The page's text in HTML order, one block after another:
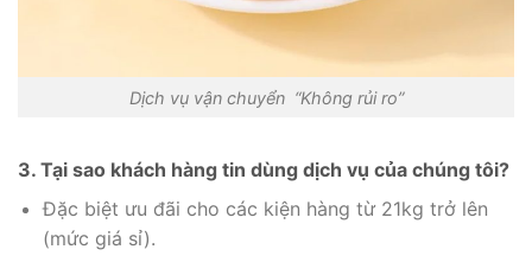
Dịch vụ vận chuyển “Không rủi ro”
3. Tại sao khách hàng tin dùng dịch vụ của chúng tôi?
Đặc biệt ưu đãi cho các kiện hàng từ 21kg trở lên
(mức giá sỉ).